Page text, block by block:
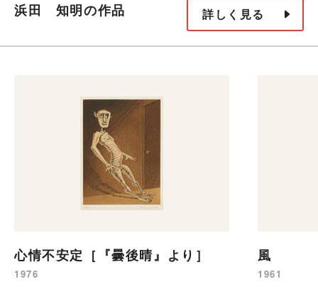
浜田 知明の作品 詳しく見る
心情不安定［『曇後晴』より］
1976
風
1961